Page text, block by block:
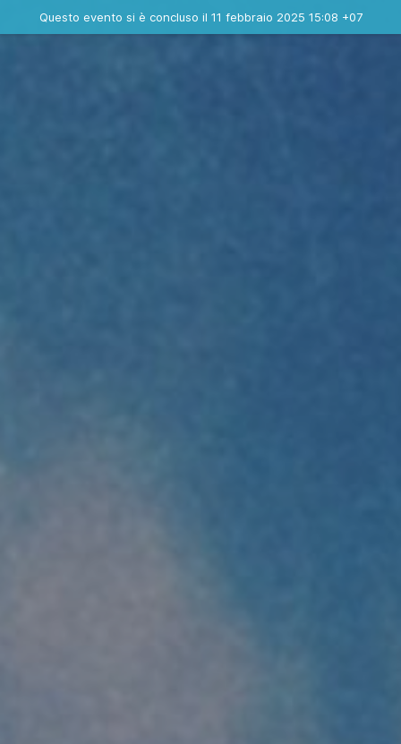
Questo evento si è concluso il 11 febbraio 2025 15:08 +07